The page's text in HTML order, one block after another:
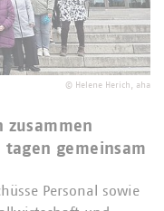
© Helene Herich, aha
zusammen
tagen gemeinsam
Personal sowie